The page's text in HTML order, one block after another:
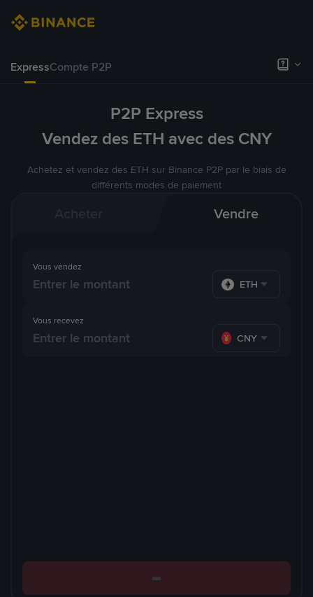
ExpressCompte P2P
P2P Express
Vendez des ETH avec des CNY
Achetez et vendez des ETH sur Binance P2P par le biais de
différents modes de paiement
Vendre
Vous recevez
CNY
Vous vendez
ETH